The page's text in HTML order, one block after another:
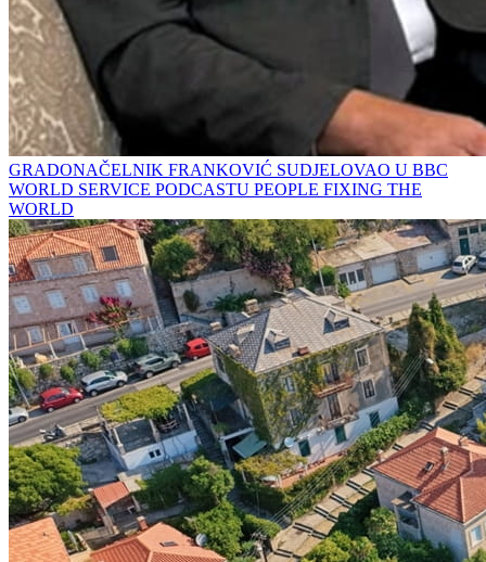
GRADONAČELNIK FRANKOVIĆ SUDJELOVAO U BBC
WORLD SERVICE PODCASTU PEOPLE FIXING THE
WORLD